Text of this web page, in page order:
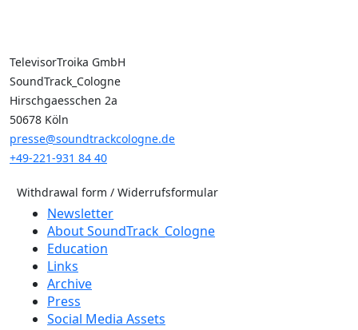
TelevisorTroika GmbH
SoundTrack_Cologne
Hirschgaesschen 2a
50678 Köln
presse@soundtrackcologne.de
+49-221-931 84 40
Withdrawal form / Widerrufsformular
Newsletter
About SoundTrack_Cologne
Education
Links
Archive
Press
Social Media Assets